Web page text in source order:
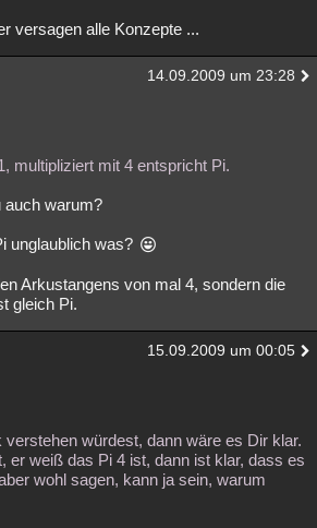
versagen alle Konzepte ...
14.09.2009 um 23:28
multipliziert mit 4 entspricht Pi.
auch warum?
unglaublich was?
Arkustangens von mal 4, sondern die
gleich Pi.
15.09.2009 um 00:05
würdest, dann wäre es Dir klar.
er weiß das Pi 4 ist, dann ist klar, dass es
wohl sagen, kann ja sein, warum